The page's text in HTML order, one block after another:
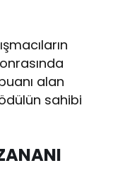
alan
sahibi